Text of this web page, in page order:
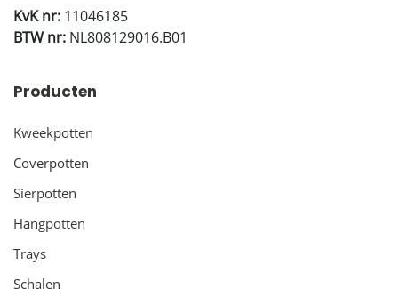
KvK nr: 11046185
BTW nr: NL808129016.B01
Producten
Kweekpotten
Coverpotten
Sierpotten
Hangpotten
Trays
Schalen